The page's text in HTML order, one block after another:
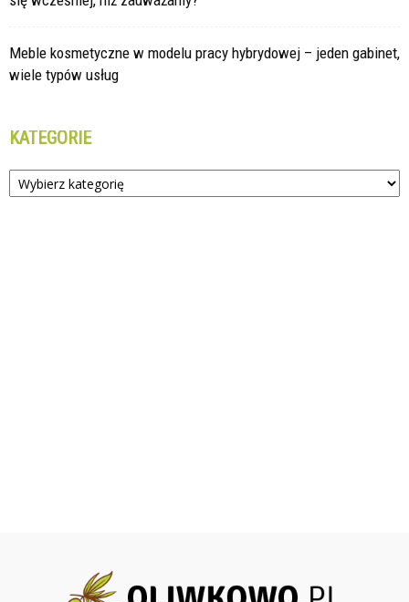
Meble kosmetyczne w modelu pracy hybrydowej – jeden gabinet,
wiele typów usług
KATEGORIE
Kategorie